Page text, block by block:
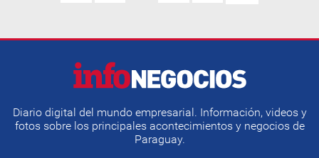
Diario digital del mundo empresarial. Información, videos y
fotos sobre los principales acontecimientos y negocios de
Paraguay.